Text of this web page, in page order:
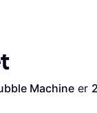
Machine er